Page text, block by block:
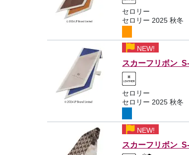
セロリー
セロリー 2025 秋冬
NEW!
スカーフリボン
セロリー
セロリー 2025 秋冬
NEW!
スカーフリボン